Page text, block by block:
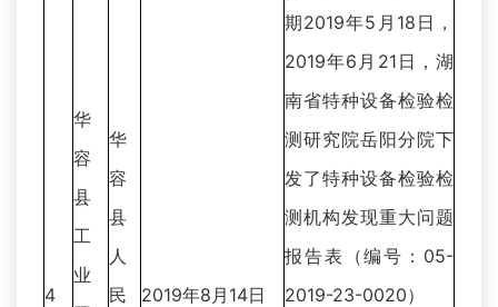
4
华
容
县
工
业
华
容
县
人
民
2019年8月14日
期2019年5月18日，
2019年6月21日，湖
南省特种设备检验检
测研究院岳阳分院下
发了特种设备检验检
测机构发现重大问题
报告表（编号：05-
2019-23-0020）